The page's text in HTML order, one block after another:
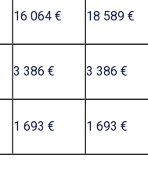
16 064 € 18 589 €
3 386 € 3 386 €
1 693 € 1 693 €